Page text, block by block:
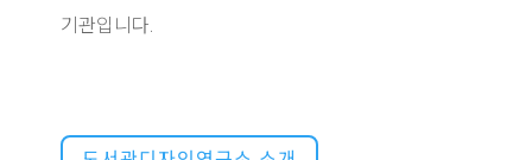
기관입니다.